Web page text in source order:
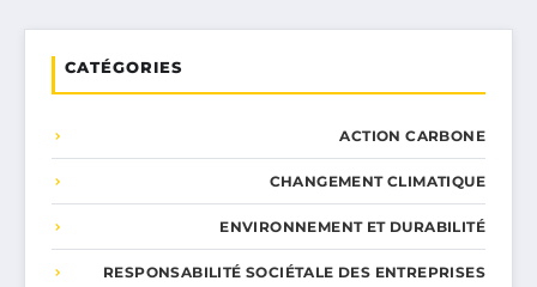
CATÉGORIES
ACTION CARBONE
CHANGEMENT CLIMATIQUE
ENVIRONNEMENT ET DURABILITÉ
RESPONSABILITÉ SOCIÉTALE DES ENTREPRISES